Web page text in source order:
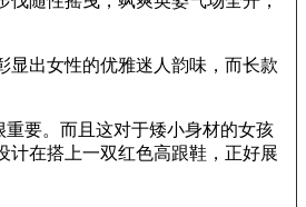
显出女性的优雅迷人韵味，而长款
要。而且这对于矮小身材的女孩
计在搭上一双红色高跟鞋，正好展